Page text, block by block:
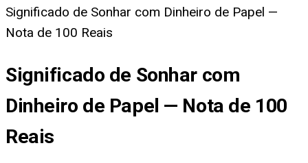
Significado de Sonhar com Dinheiro de Papel —
Nota de 100 Reais
Significado de Sonhar com
Dinheiro de Papel — Nota de 100
Reais